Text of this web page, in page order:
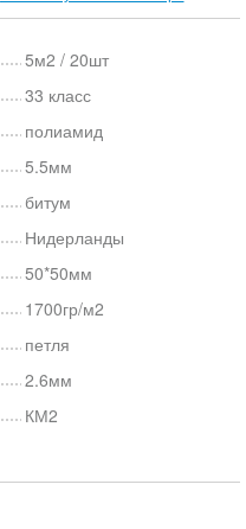
5м2 / 20шт
33 класс
полиамид
5.5мм
битум
Нидерланды
50*50мм
1700гр/м2
петля
2.6мм
КМ2